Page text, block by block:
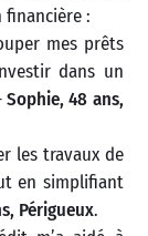
financière :
mes prêts
dans un
Sophie, 48 ans,
les travaux de
en simplifiant
Périgueux.